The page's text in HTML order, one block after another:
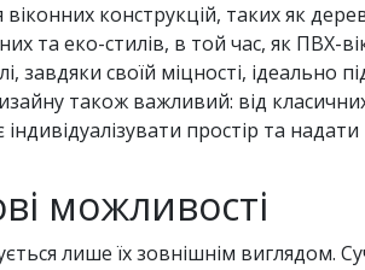
конструкцій, таких як
та еко-стилів, в той час, як ПВХ-
завдяки своїй міцності, ідеально
також важливий: від
простір та
можливості
лише їх зовнішнім виглядом.